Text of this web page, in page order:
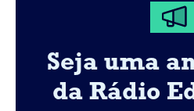
Seja uma
da Rádio